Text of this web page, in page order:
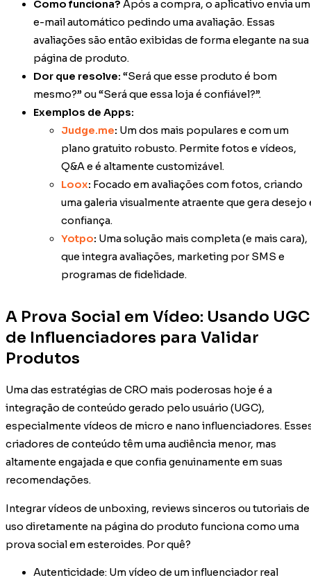
Como funciona? Após a compra, o aplicativo envia um
e-mail automático pedindo uma avaliação. Essas
avaliações são então exibidas de forma elegante na sua
página de produto.
Dor que resolve: “Será que esse produto é bom
mesmo?” ou “Será que essa loja é confiável?”.
Exemplos de Apps:
Judge.me: Um dos mais populares e com um
plano gratuito robusto. Permite fotos e vídeos,
Q&A e é altamente customizável.
Loox: Focado em avaliações com fotos, criando
uma galeria visualmente atraente que gera desejo
confiança.
Yotpo: Uma solução mais completa (e mais cara),
que integra avaliações, marketing por SMS e
programas de fidelidade.
A Prova Social em Vídeo: Usando UGC
de Influenciadores para Validar
Produtos
Uma das estratégias de CRO mais poderosas hoje é a
integração de conteúdo gerado pelo usuário (UGC),
especialmente vídeos de micro e nano influenciadores.
criadores de conteúdo têm uma audiência menor, mas
altamente engajada e que confia genuinamente em suas
recomendações.
Integrar vídeos de unboxing, reviews sinceros ou tutoriais de
uso diretamente na página do produto funciona como uma
prova social em esteroides. Por quê?
Autenticidade: Um vídeo de um influenciador real